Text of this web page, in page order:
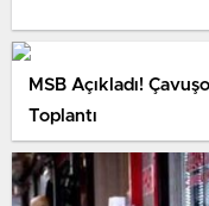
MSB Açıkladı!
Toplantı